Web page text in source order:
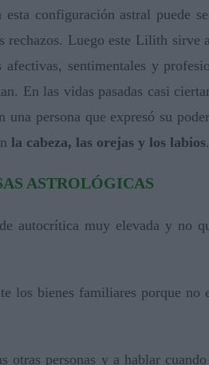
configuración astral puede
rechazos. Luego este Lilith sirve
sentimentales y
En las vidas pasadas casi
persona que expresó su
la cabeza, las orejas y los labios.
ASTROLÓGICAS
autocrítica muy elevada y no
los bienes familiares porque no
otras personas y a hablar